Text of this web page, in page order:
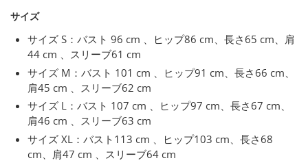
サイズ
サイズ S：バスト 96 cm 、ヒップ86 cm、長さ65 cm、肩
44 cm 、スリーブ61 cm
サイズ M：バスト 101 cm 、ヒップ91 cm、長さ66 cm、
肩45 cm 、スリーブ62 cm
サイズ L：バスト 107 cm 、ヒップ97 cm、長さ67 cm、
肩46 cm 、スリーブ63 cm
サイズ XL：バスト113 cm 、ヒップ103 cm、長さ68
cm、肩47 cm 、スリーブ64 cm